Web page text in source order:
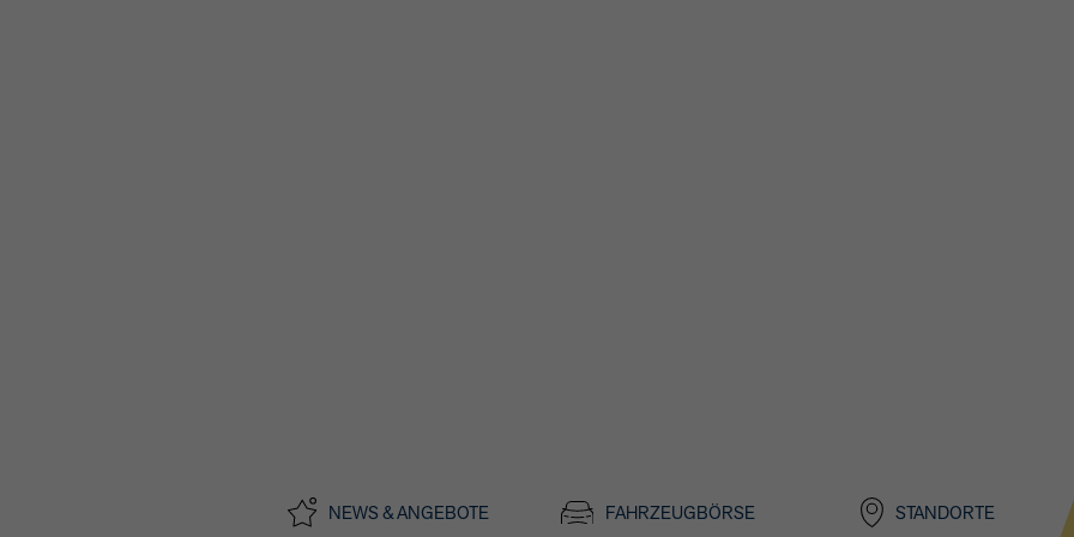
NEWS & ANGEBOTE FAHRZEUGBÖRSE STANDORTE